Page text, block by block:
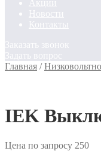
Акции
Новости
Контакты
Заказать звонок
Задать вопрос
Главная /
IEK
Цена по запросу 250